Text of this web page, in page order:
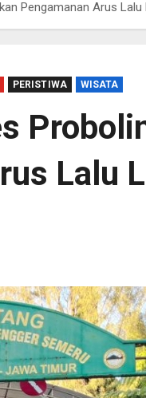
Pengamanan Arus Lalu
PERISTIWA WISATA
Lalu